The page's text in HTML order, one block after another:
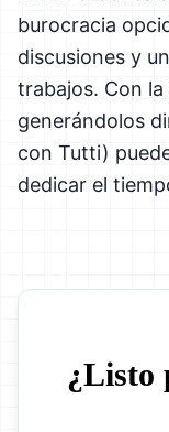
burocracia
discusiones y
trabajos. Con
generándolos
con Tutti)
dedicar el
¿Listo